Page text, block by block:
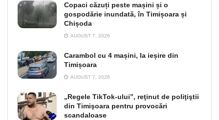
Copaci căzuți peste mașini și o
gospodărie inundată, în Timișoara și
Chișoda
AUGUST 7, 2026
Carambol cu 4 mașini, la ieșire din
Timișoara
AUGUST 7, 2026
„Regele TikTok-ului”, reţinut de poliţiştii
din Timişoara pentru provocări
scandaloase